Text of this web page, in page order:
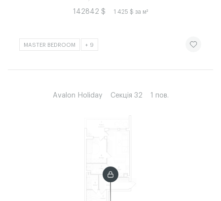
142842 $ 1 425 $ за м²
MASTER BEDROOM + 9 ЧИТАТИ
Avalon Holiday Секція 32 1 пов.